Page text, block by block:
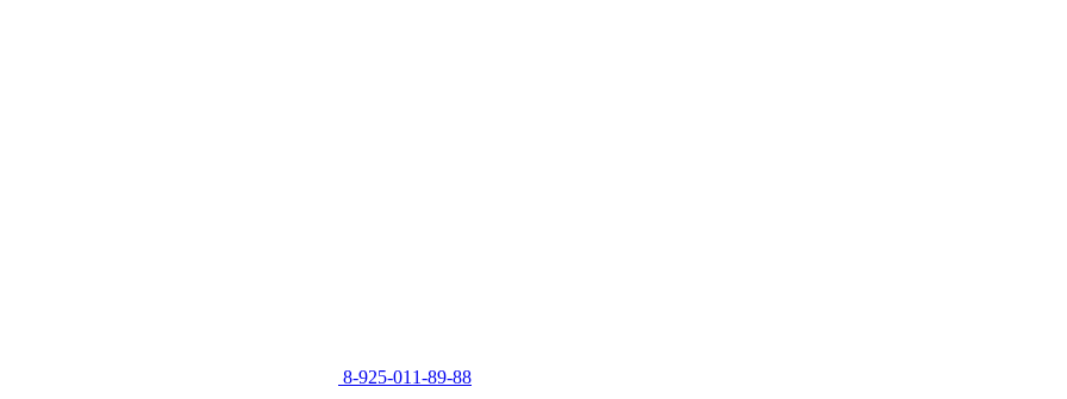
8-925-011-89-88